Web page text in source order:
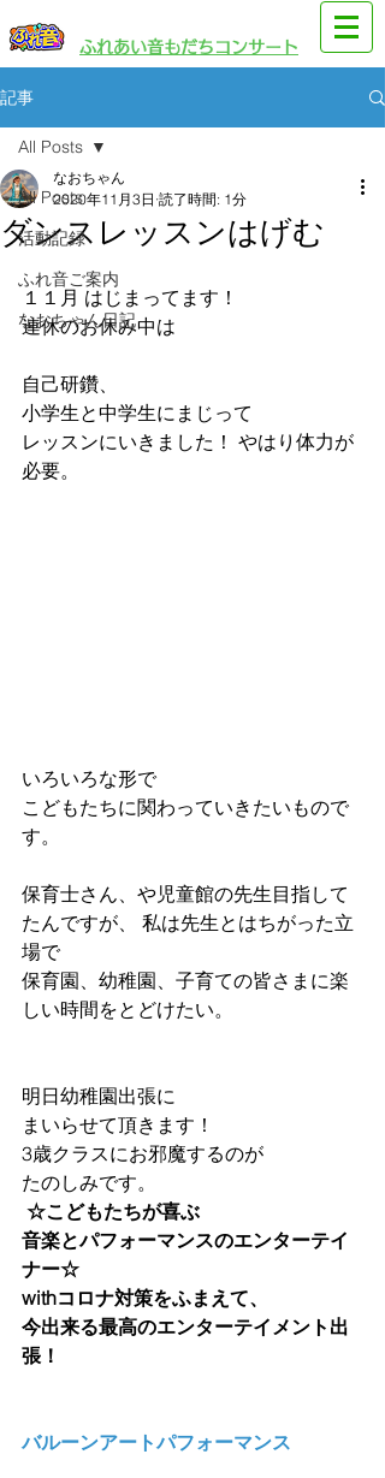
​ふれあい音もだちコンサート
記事
All Posts
活動記録
ふれ音ご案内
なおちゃん日記
All Posts
ダンスレッスンはげむ
なおちゃん
2020年11月3日 読了時間: 1分
１１月 はじまってます！
連休のお休み中は
自己研鑽、
小学生と中学生にまじって
レッスンにいきました！ やはり体力が
必要。
いろいろな形で
こどもたちに関わっていきたいもので
す。
保育士さん、や児童館の先生目指して
たんですが、 私は先生とはちがった立
場で
保育園、幼稚園、子育ての皆さまに楽
しい時間をとどけたい。
明日幼稚園出張に
まいらせて頂きます！
3歳クラスにお邪魔するのが
たのしみです。
☆こどもたちが喜ぶ
音楽とパフォーマンスのエンターテイ
ナー☆
withコロナ対策をふまえて、
今出来る最高のエンターテイメント出
張！
バルーンアートパフォーマンス